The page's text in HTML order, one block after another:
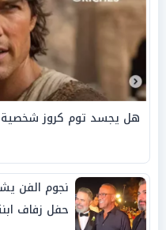
هل يجسد توم كروز شخصية
نجوم الفن
حفل زفاف